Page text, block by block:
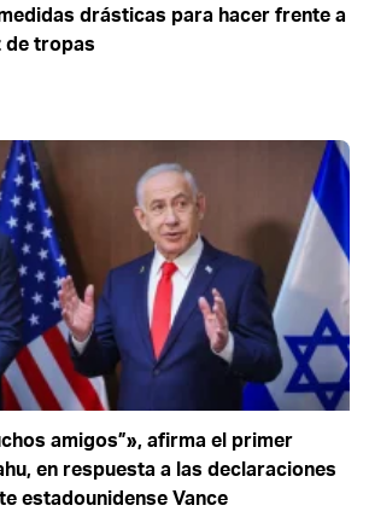
drásticas para hacer frente a
de tropas
amigos”», afirma el primer
en respuesta a las declaraciones
estadounidense Vance